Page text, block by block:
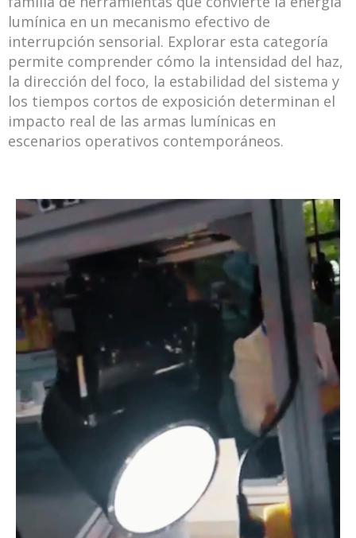
lumínica en un mecanismo efectivo de
interrupción sensorial. Explorar esta categoría
permite comprender cómo la intensidad del haz,
la dirección del foco, la estabilidad del sistema y
los tiempos cortos de exposición determinan el
impacto real de las armas lumínicas en
escenarios operativos contemporáneos.